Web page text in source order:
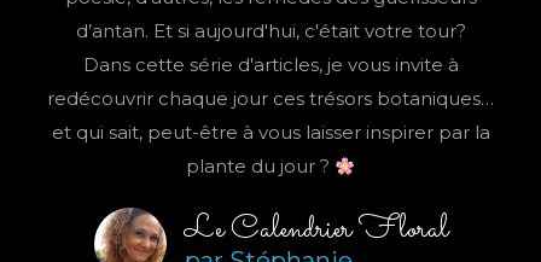
d’antan. Et si aujourd'hui, c'était votre tour?
Dans cette série d'articles, je vous invite à
redécouvrir chaque jour ces trésors botaniques…
et qui sait, peut-être à vous laisser inspirer par la
plante du jour ?
Le Calendrier Floral